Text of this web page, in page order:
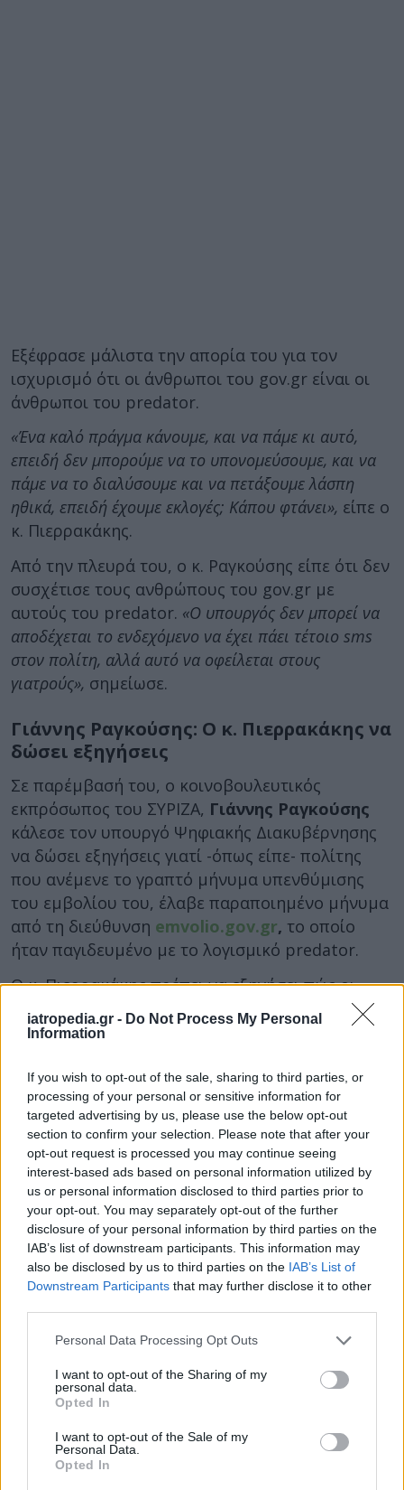
iatropedia.gr - Do Not Process My Personal
Information
If you wish to opt-out of the sale, sharing to third parties, or
processing of your personal or sensitive information for
targeted advertising by us, please use the below opt-out
section to confirm your selection. Please note that after your
opt-out request is processed you may continue seeing
interest-based ads based on personal information utilized by
us or personal information disclosed to third parties prior to
your opt-out. You may separately opt-out of the further
disclosure of your personal information by third parties on the
IAB’s list of downstream participants. This information may
also be disclosed by us to third parties on the IAB’s List of
Downstream Participants that may further disclose it to other
Personal Data Processing Opt Outs
I want to opt-out of the Sharing of my
personal data.
Opted In
I want to opt-out of the Sale of my
Personal Data.
Opted In
Εξέφρασε μάλιστα την απορία του για τον
ισχυρισμό ότι οι άνθρωποι του gov.gr είναι οι
άνθρωποι του predator.
«Ένα καλό πράγμα κάνουμε, και να πάμε κι αυτό,
επειδή δεν μπορούμε να το υπονομεύσουμε, και να
πάμε να το διαλύσουμε και να πετάξουμε λάσπη
ηθικά, επειδή έχουμε εκλογές; Κάπου φτάνει», είπε ο
κ. Πιερρακάκης.
Από την πλευρά του, ο κ. Ραγκούσης είπε ότι δεν
συσχέτισε τους ανθρώπους του gov.gr με
αυτούς του predator. «Ο υπουργός δεν μπορεί να
αποδέχεται το ενδεχόμενο να έχει πάει τέτοιο sms
στον πολίτη, αλλά αυτό να οφείλεται στους
γιατρούς», σημείωσε.
Γιάννης Ραγκούσης: Ο κ. Πιερρακάκης να
δώσει εξηγήσεις
Σε παρέμβασή του, ο κοινοβουλευτικός
εκπρόσωπος του ΣΥΡΙΖΑ, Γιάννης Ραγκούσης
κάλεσε τον υπουργό Ψηφιακής Διακυβέρνησης
να δώσει εξηγήσεις γιατί -όπως είπε- πολίτης
που ανέμενε το γραπτό μήνυμα υπενθύμισης
του εμβολίου του, έλαβε παραποιημένο μήνυμα
από τη διεύθυνση emvolio.gov.gr, το οποίο
ήταν παγιδευμένο με το λογισμικό predator.
Ο κ. Πιερρακάκης πρέπει να εξηγήσει πώς οι
χειριστές του
«ενιαίου κέντρου παράνομων
υποκλοπών ΕΥΠ και predator με έδρα το Μέγαρο
δεδομένο του πολίτη για το πότε είχε κλείσει το
ραντεβού του για να πραγματοποιήσει αυτό το
εμβόλιο.
Σημείωσε μάλιστα, ότι, όπως θα παθαίναμε όλοι,
ο πολίτης πάτησε τον σύνδεσμο και
επιμολύνθηκε το κινητό του, και παραδόθηκαν
οι επικοινωνίες του και η προσωπική του ζωή
στο predator.
«Να έρθει να εξηγήσει και για αυτή την υπόθεση και
για την υπόθεση Majoritas, εκτός εάν προτιμά να
στείλει απευθείας την παραίτησή του»
, είπε ο
Πηγή ΑΠΕ ΜΠΕ